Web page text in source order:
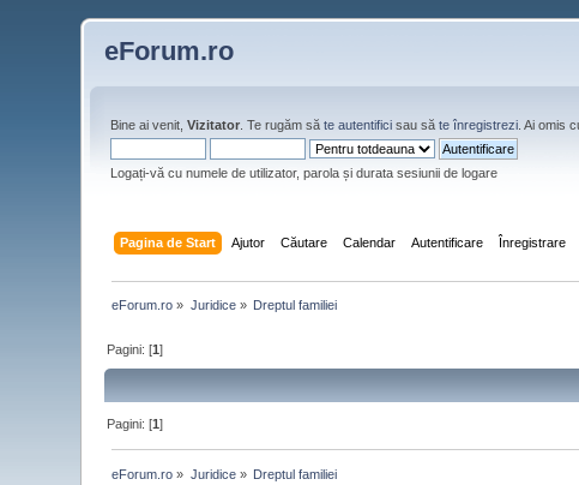
eForum.ro
Bine ai venit,Vizitator . Te rugăm săte autentifici sau săte înregistrezi . Ai omis
Logați-vă cu numele de utilizator, parola și durata sesiunii de logare
Pagina de Start Ajutor Căutare Calendar Autentificare Înregistrare
eForum.ro » Juridice» Dreptul familiei
Pagini: [1]
Pagini: [1]
eForum.ro » Juridice» Dreptul familiei